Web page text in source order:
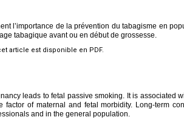
l’importance de la prévention du tabagisme en
tabagique avant ou en début de grossesse.
article est disponible en PDF.
leads to fetal passive smoking. It is associated
factor of maternal and fetal morbidity. Long-term
and in the general population.